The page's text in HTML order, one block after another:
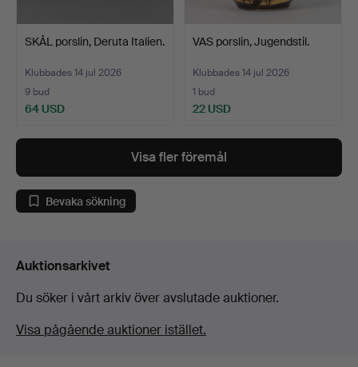
SKÅL porslin, Deruta Italien.
Klubbades 14 jul 2026
9 bud
64 USD
VAS porslin, Jugendstil.
Klubbades 14 jul 2026
1 bud
22 USD
Visa fler föremål
Bevaka sökning
Auktionsarkivet
Du söker i vårt arkiv över avslutade auktioner.
Visa pågående auktioner istället.